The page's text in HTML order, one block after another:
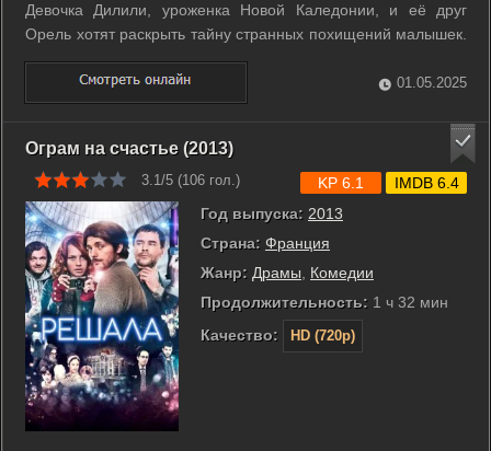
Девочка Дилили, уроженка Новой Каледонии, и её друг
Орель хотят раскрыть тайну странных похищений малышек.
Орель работает курьером и знает Париж вдоль и поперек,
от местности до жителей. Среди его клиентов - артисты,
художники, писатели, врачи, ...
01.05.2025
Ограм на счастье (2013)
3.1/5 (106 гол.)
Год выпуска: 2013
Страна: Франция
Жанр: Драмы
Комедии
Продолжительность: 1 ч 32 мин
Качество:
HD (720p)
KP 6.1 IMDB 6.4